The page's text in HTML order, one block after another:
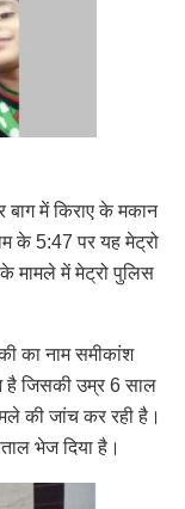
बाग में किराए के मकान
के 5:47 पर यह मेट्रो
मामले में मेट्रो पुलिस
का नाम समीकांश
जिसकी उम्र 6 साल
की जांच कर रही है।
भेज दिया है।